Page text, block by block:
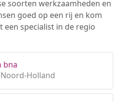
soorten werkzaamheden en
goed op een rij en kom
een specialist in de regio
bna
Holland